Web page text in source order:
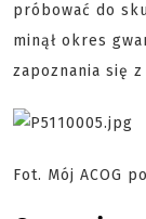
próbować do
minął okres
zapoznania się
Fot. Mój ACOG